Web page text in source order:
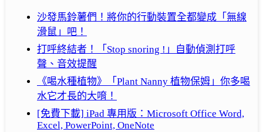
沙發馬鈴薯們！將你的行動裝置全都變成「無線
滑鼠」吧！
打呼終結者！「Stop snoring !」自動偵測打呼
聲、音效提醒
《喝水種植物》「Plant Nanny 植物保姆」你多喝
水它才長的大唷！
[免費下載] iPad 專用版：Microsoft Office Word,
Excel, PowerPoint, OneNote